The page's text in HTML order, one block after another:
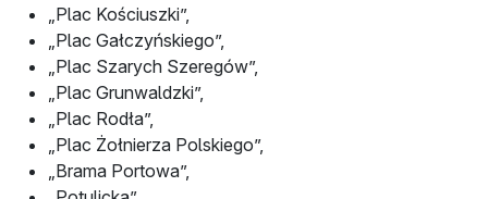
„Plac Kościuszki”,
„Plac Gałczyńskiego”,
„Plac Szarych Szeregów”,
„Plac Grunwaldzki”,
„Plac Rodła”,
„Plac Żołnierza Polskiego”,
„Brama Portowa”,